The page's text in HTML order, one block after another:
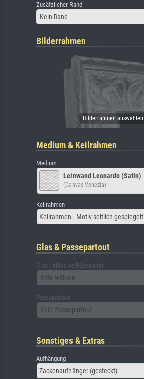
Zusätzlicher Rand
Kein Rand
Bilderrahmen
Medium & Keilrahmen
Medium
Leinwand Leonardo (Satin)
(Canvas Venezia)
Keilrahmen
Keilrahmen - Motiv seitlich gespiegelt
Glas & Passepartout
Glas (inklusive Rückwand)
Bitte wählen
Passepartout
Kein Passepartout
Sonstiges & Extras
Aufhängung
Zackenaufhänger (gesteckt)